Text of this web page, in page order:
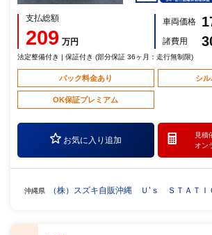
支払総額
209 万円
車両価格
諸費用
法定整備付き | 保証付き (部分保証 36ヶ月：走行無制限)
パック料金あり シ
OK保証プレミアム
お気に入り追加
見積
オン
沖縄県 （株）スズキ自販沖縄 Ｕ’ｓ ＳＴＡＴＩ